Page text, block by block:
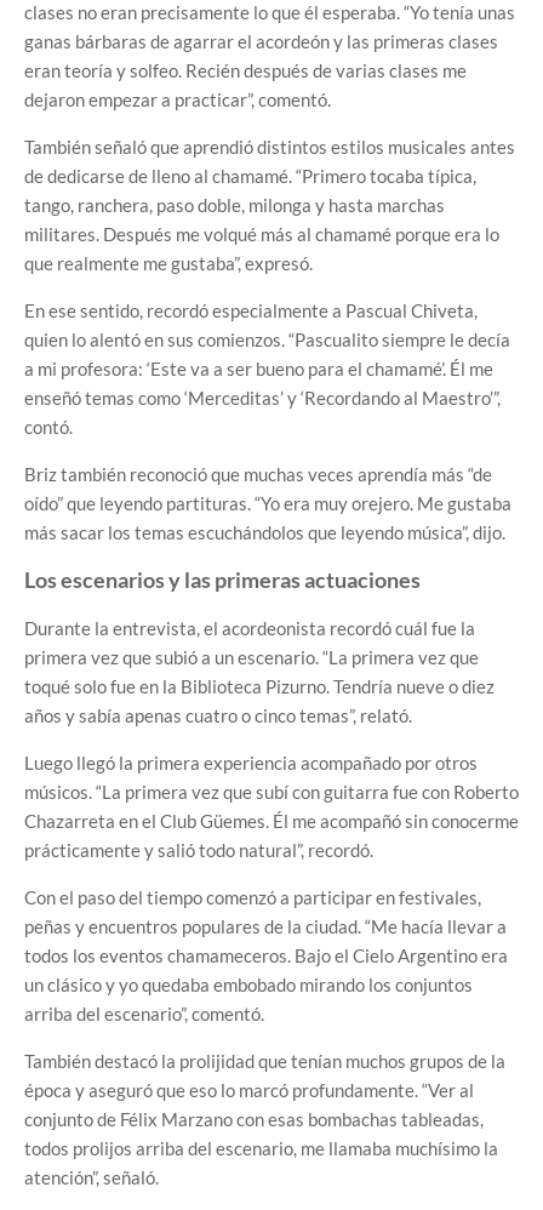
clases no eran precisamente lo que él esperaba. “Yo tenía unas
ganas bárbaras de agarrar el acordeón y las primeras clases
eran teoría y solfeo. Recién después de varias clases me
dejaron empezar a practicar”, comentó.
También señaló que aprendió distintos estilos musicales antes
de dedicarse de lleno al chamamé. “Primero tocaba típica,
tango, ranchera, paso doble, milonga y hasta marchas
militares. Después me volqué más al chamamé porque era lo
que realmente me gustaba”, expresó.
En ese sentido, recordó especialmente a Pascual Chiveta,
quien lo alentó en sus comienzos. “Pascualito siempre le decía
a mi profesora: ‘Este va a ser bueno para el chamamé’. Él me
enseñó temas como ‘Merceditas’ y ‘Recordando al Maestro’”,
contó.
Briz también reconoció que muchas veces aprendía más “de
oído” que leyendo partituras. “Yo era muy orejero. Me gustaba
más sacar los temas escuchándolos que leyendo música”, dijo.
Los escenarios y las primeras actuaciones
Durante la entrevista, el acordeonista recordó cuál fue la
primera vez que subió a un escenario. “La primera vez que
toqué solo fue en la Biblioteca Pizurno. Tendría nueve o diez
años y sabía apenas cuatro o cinco temas”, relató.
Luego llegó la primera experiencia acompañado por otros
músicos. “La primera vez que subí con guitarra fue con Roberto
Chazarreta en el Club Güemes. Él me acompañó sin conocerme
prácticamente y salió todo natural”, recordó.
Con el paso del tiempo comenzó a participar en festivales,
peñas y encuentros populares de la ciudad. “Me hacía llevar a
todos los eventos chamameceros. Bajo el Cielo Argentino era
un clásico y yo quedaba embobado mirando los conjuntos
arriba del escenario”, comentó.
También destacó la prolijidad que tenían muchos grupos de la
época y aseguró que eso lo marcó profundamente. “Ver al
conjunto de Félix Marzano con esas bombachas tableadas,
todos prolijos arriba del escenario, me llamaba muchísimo la
atención”, señaló.